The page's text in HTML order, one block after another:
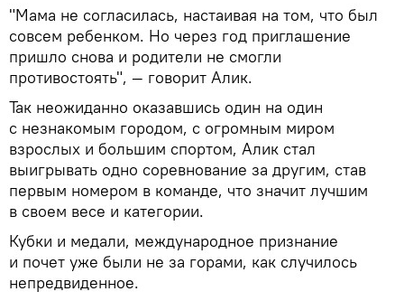
"Мама не согласилась, настаивая на том, что был
совсем ребенком. Но через год приглашение
пришло снова и родители не смогли
противостоять", — говорит Алик.
Так неожиданно оказавшись один на один
с незнакомым городом, с огромным миром
взрослых и большим спортом, Алик стал
выигрывать одно соревнование за другим, став
первым номером в команде, что значит лучшим
в своем весе и категории.
Кубки и медали, международное признание
и почет уже были не за горами, как случилось
непредвиденное.